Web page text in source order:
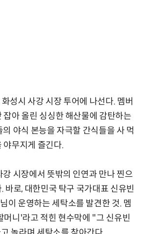
성시 사강 시장 투어에 나선다. 멤버
잡아 올린 싱싱한 해산물에 감탄하는
의 야식 본능을 자극할 간식들을 사 먹
야무지게 즐긴다.
강 시장에서 뜻밖의 인연과 만나 찐으
바로, 대한민국 탁구 국가대표 신유빈
이 운영하는 세탁소를 발견한 것. 멤
머니'라고 적힌 현수막에 "그 신유빈